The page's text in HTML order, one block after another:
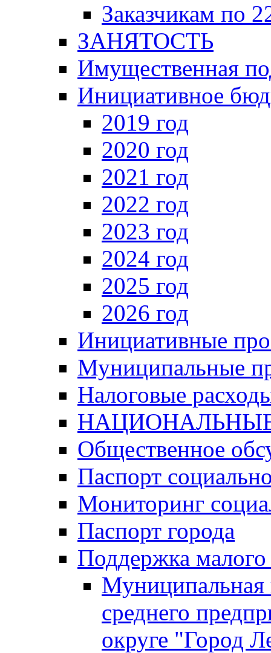
Заказчикам по
ЗАНЯТОСТЬ
Имущественная
Инициативное
2019 год
2020 год
2021 год
2022 год
2023 год
2024 год
2025 год
2026 год
Инициативные
Муниципальные
Налоговые
Общественное
Паспорт
Мониторинг
Паспорт города
Поддержка малого
Муниципальная
среднего
округе "Город